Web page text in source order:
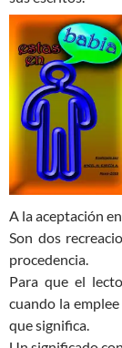
A la aceptación
Son dos
procedencia.
Para que el
cuando la
que significa.